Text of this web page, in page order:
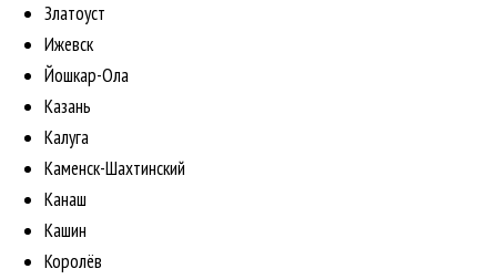
Златоуст
Ижевск
Йошкар-Ола
Казань
Калуга
Каменск-Шахтинский
Канаш
Кашин
Королёв